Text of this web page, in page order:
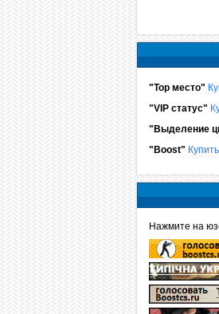
"Top место"
"VIP статус"
"Выделение
"Boost" Купить
Нажмите на